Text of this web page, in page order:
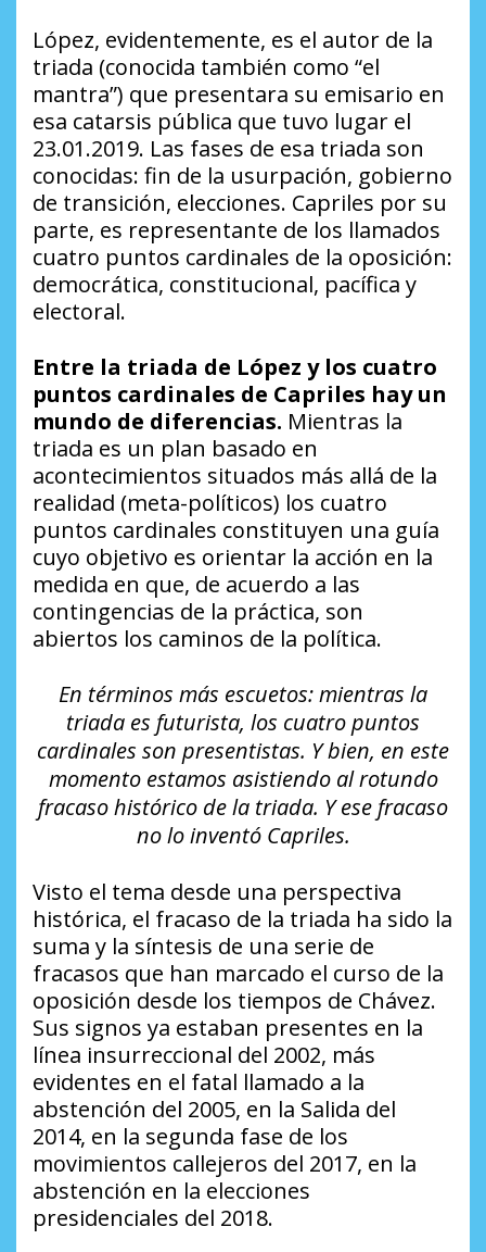
López, evidentemente, es el autor de la
triada (conocida también como “el
mantra”) que presentara su emisario en
esa catarsis pública que tuvo lugar el
23.01.2019. Las fases de esa triada son
conocidas: fin de la usurpación, gobierno
de transición, elecciones. Capriles por su
parte, es representante de los llamados
cuatro puntos cardinales de la oposición:
democrática, constitucional, pacífica y
electoral.
Entre la triada de López y los cuatro
puntos cardinales de Capriles hay un
mundo de diferencias. Mientras la
triada es un plan basado en
acontecimientos situados más allá de la
realidad (meta-políticos) los cuatro
puntos cardinales constituyen una guía
cuyo objetivo es orientar la acción en la
medida en que, de acuerdo a las
contingencias de la práctica, son
abiertos los caminos de la política.
En términos más escuetos: mientras la
triada es futurista, los cuatro puntos
cardinales son presentistas. Y bien, en este
momento estamos asistiendo al rotundo
fracaso histórico de la triada. Y ese fracaso
no lo inventó Capriles.
Visto el tema desde una perspectiva
histórica, el fracaso de la triada ha sido la
suma y la síntesis de una serie de
fracasos que han marcado el curso de la
oposición desde los tiempos de Chávez.
Sus signos ya estaban presentes en la
línea insurreccional del 2002, más
evidentes en el fatal llamado a la
abstención del 2005, en la Salida del
2014, en la segunda fase de los
movimientos callejeros del 2017, en la
abstención en la elecciones
presidenciales del 2018.